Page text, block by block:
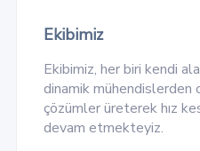
Ekibimiz
Ekibimiz, her biri kendi
dinamik mühendislerden
çözümler üreterek hız
devam etmekteyiz.